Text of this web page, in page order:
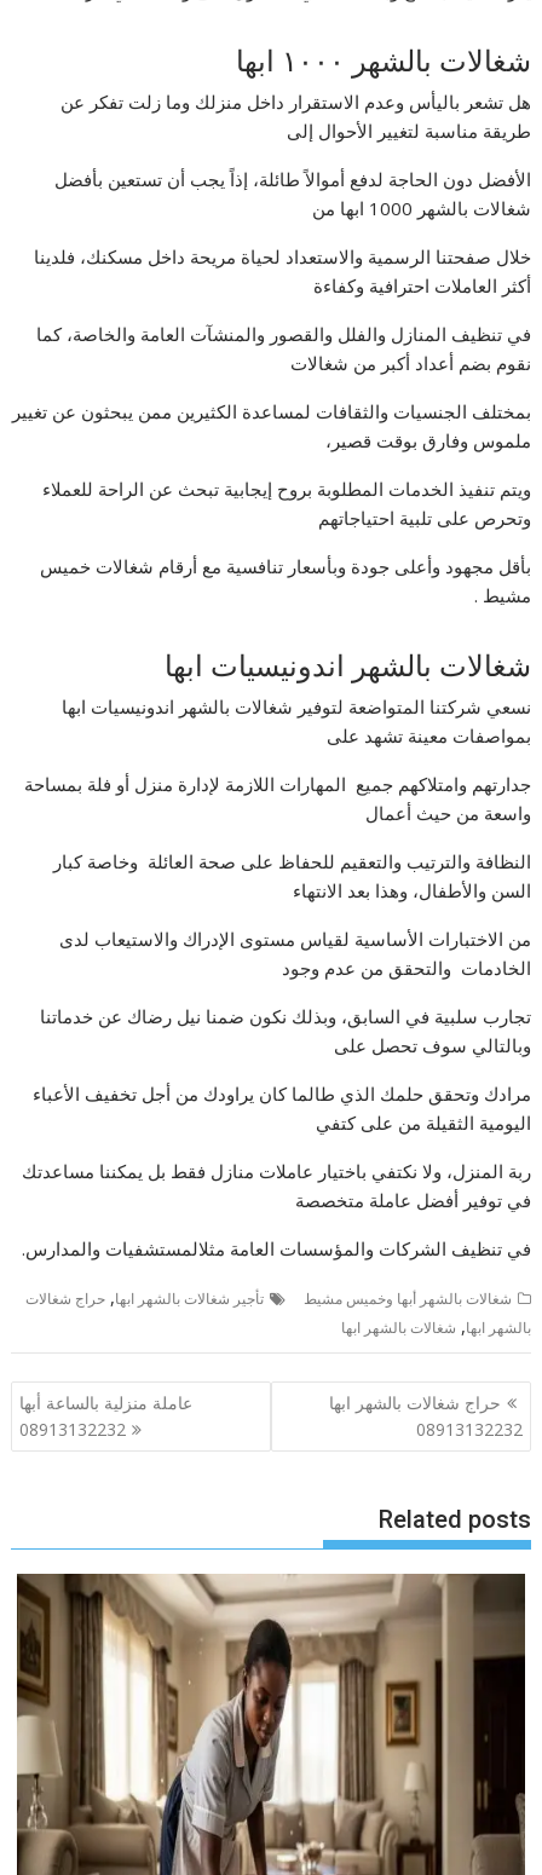
شغالات بالشهر ١٠٠٠ ابها
هل تشعر باليأس وعدم الاستقرار داخل منزلك وما زلت تفكر عن
طريقة مناسبة لتغيير الأحوال إلى
الأفضل دون الحاجة لدفع أموالاً طائلة، إذاً يجب أن تستعين بأفضل
شغالات بالشهر 1000 ابها من
خلال صفحتنا الرسمية والاستعداد لحياة مريحة داخل مسكنك، فلدينا
أكثر العاملات احترافية وكفاءة
في تنظيف المنازل والفلل والقصور والمنشآت العامة والخاصة، كما
نقوم بضم أعداد أكبر من شغالات
بمختلف الجنسيات والثقافات لمساعدة الكثيرين ممن يبحثون عن تغيير
ملموس وفارق بوقت قصير،
ويتم تنفيذ الخدمات المطلوبة بروح إيجابية تبحث عن الراحة للعملاء
وتحرص على تلبية احتياجاتهم
بأقل مجهود وأعلى جودة وبأسعار تنافسية مع أرقام شغالات خميس
مشيط .
شغالات بالشهر اندونيسيات ابها
نسعي شركتنا المتواضعة لتوفير شغالات بالشهر اندونيسيات ابها
بمواصفات معينة تشهد على
جدارتهم وامتلاكهم جميع المهارات اللازمة لإدارة منزل أو فلة بمساحة
واسعة من حيث أعمال
النظافة والترتيب والتعقيم للحفاظ على صحة العائلة وخاصة كبار
السن والأطفال، وهذا بعد الانتهاء
من الاختبارات الأساسية لقياس مستوى الإدراك والاستيعاب لدى
الخادمات والتحقق من عدم وجود
تجارب سلبية في السابق، وبذلك نكون ضمنا نيل رضاك عن خدماتنا
وبالتالي سوف تحصل على
مرادك وتحقق حلمك الذي طالما كان يراودك من أجل تخفيف الأعباء
اليومية الثقيلة من على كتفي
ربة المنزل، ولا نكتفي باختيار عاملات منازل فقط بل يمكننا مساعدتك
في توفير أفضل عاملة متخصصة
في تنظيف الشركات والمؤسسات العامة مثلالمستشفيات والمدارس.
شغالات بالشهر أبها وخميس مشيط تأجير شغالات بالشهر ابها,حراج شغالات
بالشهر ابها, شغالات بالشهر ابها
تصفّح
المقالات
حراج شغالات بالشهر ابها
08913132232
عاملة منزلية بالساعة أبها
08913132232
Related posts